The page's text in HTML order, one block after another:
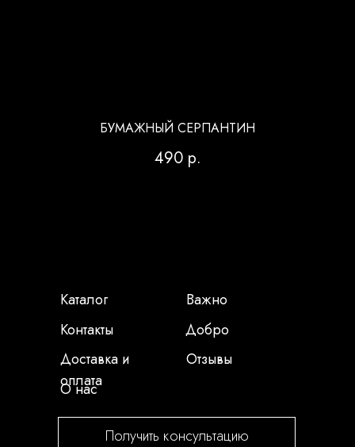
БУМАЖНЫЙ СЕРПАНТИН
490 р.
Каталог
Контакты
Доставка и
оплата
О нас
Важно
Добро
Отзывы
Получить консультацию